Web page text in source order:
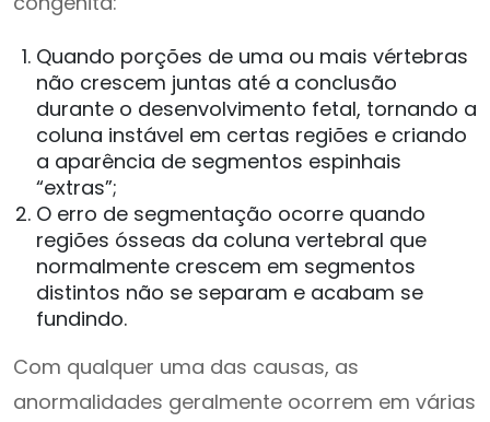
Quando porções de uma ou mais vértebras
não crescem juntas até a conclusão
durante o desenvolvimento fetal, tornando a
coluna instável em certas regiões e criando
a aparência de segmentos espinhais
“extras”;
O erro de segmentação ocorre quando
regiões ósseas da coluna vertebral que
normalmente crescem em segmentos
distintos não se separam e acabam se
fundindo.
Com qualquer uma das causas, as
anormalidades geralmente ocorrem em várias